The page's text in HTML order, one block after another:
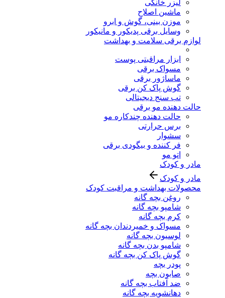
لیزر خانگی
ماشین اصلاح
موزن بینی، گوش و ابرو
وسایل برقی پدیکور و مانیکور
لوازم برقی سلامت و بهداشت
ابزار مراقبتی پوست
مسواک برقی
ماساژور برقی
گوش پاک کن برقی
تب سنج دیجیتالی
حالت دهنده مو برقی
حالت دهنده چندکاره مو
برس حرارتی
سشوار
فر کننده و بیگودی برقی
اتو مو
مادر و کودک
مادر و کودک
محصولات بهداشت و مراقبت کودک
روغن بچه گانه
شامپو بچه گانه
کرم بچه گانه
مسواک و خمیردندان بچه گانه
لوسیون بچه گانه
شامپو بدن بچه گانه
گوش پاک کن بچه گانه
پودر بچه
صابون بچه
ضد آفتاب بچه گانه
دهانشویه بچه گانه